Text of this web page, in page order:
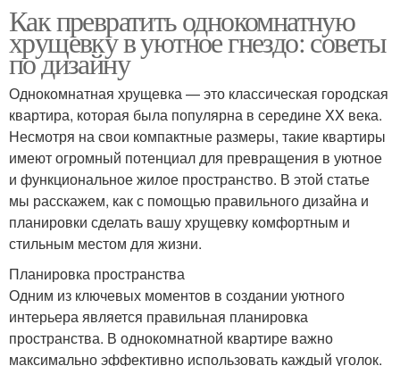
Как превратить однокомнатную
хрущевку в уютное гнездо: советы
по дизайну
Однокомнатная хрущевка — это классическая городская
квартира, которая была популярна в середине XX века.
Несмотря на свои компактные размеры, такие квартиры
имеют огромный потенциал для превращения в уютное
и функциональное жилое пространство. В этой статье
мы расскажем, как с помощью правильного дизайна и
планировки сделать вашу хрущевку комфортным и
стильным местом для жизни.
Планировка пространства
Одним из ключевых моментов в создании уютного
интерьера является правильная планировка
пространства. В однокомнатной квартире важно
максимально эффективно использовать каждый уголок.